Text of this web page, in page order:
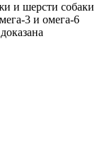
и шерсти собаки
3 и омега-6